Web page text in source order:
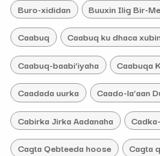
Buro-xididan Buuxin Ilig Bir-
Caabuq Caabuq ku dhaca
Caabuq-baabi’iyaha Caabuqa
Caadada uurka Caado-la’aan
Cabirka Jirka Aadanaha
Cagta Qebteeda hoose Cagta